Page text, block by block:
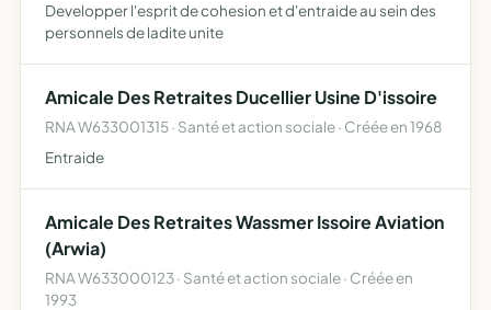
Developper l'esprit de cohesion et d'entraide au sein des
personnels de ladite unite
Amicale Des Retraites Ducellier Usine D'issoire
RNA W633001315 · Santé et action sociale · Créée en 1968
Entraide
Amicale Des Retraites Wassmer Issoire Aviation
(Arwia)
RNA W633000123 · Santé et action sociale · Créée en
1993